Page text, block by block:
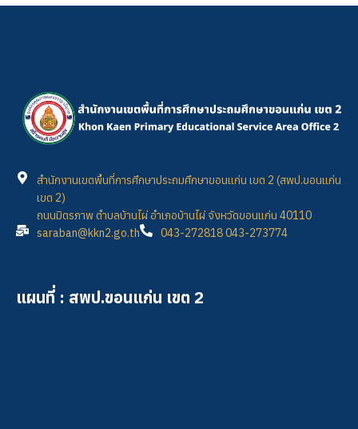
สำนักงานเขตพื้นที่การศึกษาประถมศึกษาขอนแก่น เขต 2 (สพป.ขอนแก่น
เขต 2)
ถนนมิตรภาพ ตำบลบ้านไผ่ อำเภอบ้านไผ่ จังหวัดขอนแก่น 40110
saraban@kkn2.go.th
043-272818 043-273774
แผนที่ : สพป.ขอนแก่น เขต 2